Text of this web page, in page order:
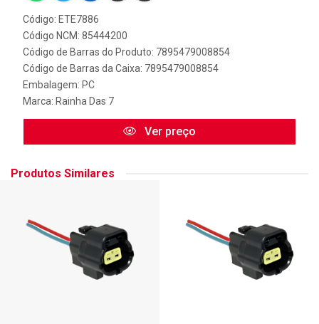
Código: ETE7886
Código NCM: 85444200
Código de Barras do Produto: 7895479008854
Código de Barras da Caixa: 7895479008854
Embalagem: PC
Marca: Rainha Das 7
Ver preço
Produtos Similares